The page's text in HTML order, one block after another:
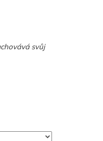
svůj